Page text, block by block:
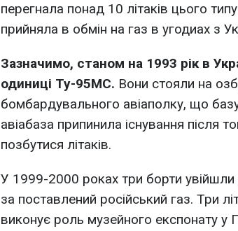
перегнала понад 10 літаків цього
прийняла в обмін на газ в угодиах з
Зазначимо, станом на 1993 рік в
одиниці Ту-95МС. Вони стояли на
бомбардувального авіаполку, що
авіабаза припинила існування після
позбутися літаків.
У 1999-2000 роках три борти
за поставлений російський газ. Три
виконує роль музейного експонату у